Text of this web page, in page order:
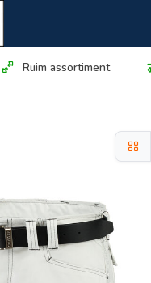
Ruim assortiment